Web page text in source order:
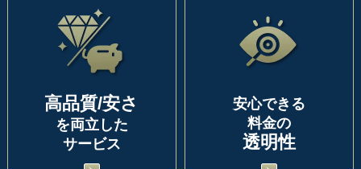
高品質/安さ
を両立した
サービス
安心できる
料金の
透明性